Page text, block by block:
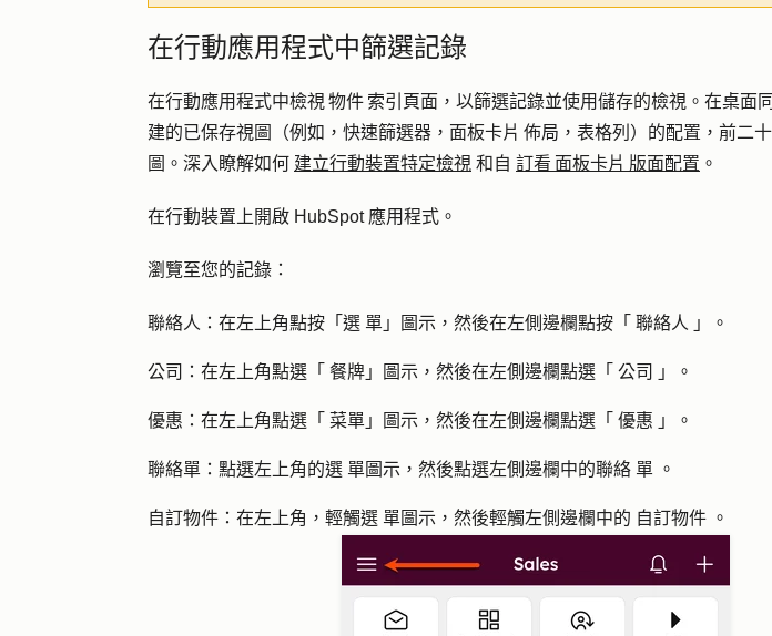
在行動應用程式中篩選記錄
在行動應用程式中檢視 物件 索引頁面，以篩選記錄並使用儲存的檢視。在桌面
建的已保存視圖（例如，快速篩選器，面板卡片 佈局，表格列）的配置，前二
圖。深入瞭解如何 建立行動裝置特定檢視 和自 訂看 面板卡片 版面配置 。
在行動裝置上開啟 HubSpot應用程式。
瀏覽至您的記錄：
聯絡人： 在左上角點按「選 單」圖示 ，然後在左側邊欄點按「 聯絡人 」。
公司 ：在左上角點選「 餐牌」圖示 ，然後在左側邊欄點選「 公司 」。
優惠 ：在左上角點選「 菜單」圖示 ，然後在左側邊欄點選「 優惠 」。
聯絡單 ：點選左上角的選 單圖示 ，然後點選左側邊欄中的聯絡 單 。
自訂物件 ：在左上角，輕觸選 單圖示 ，然後輕觸左側邊欄中的 自訂物件 。